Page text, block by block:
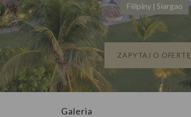
Filipiny | Siargao
ZAPYTAJ O OFERTĘ
Galeria